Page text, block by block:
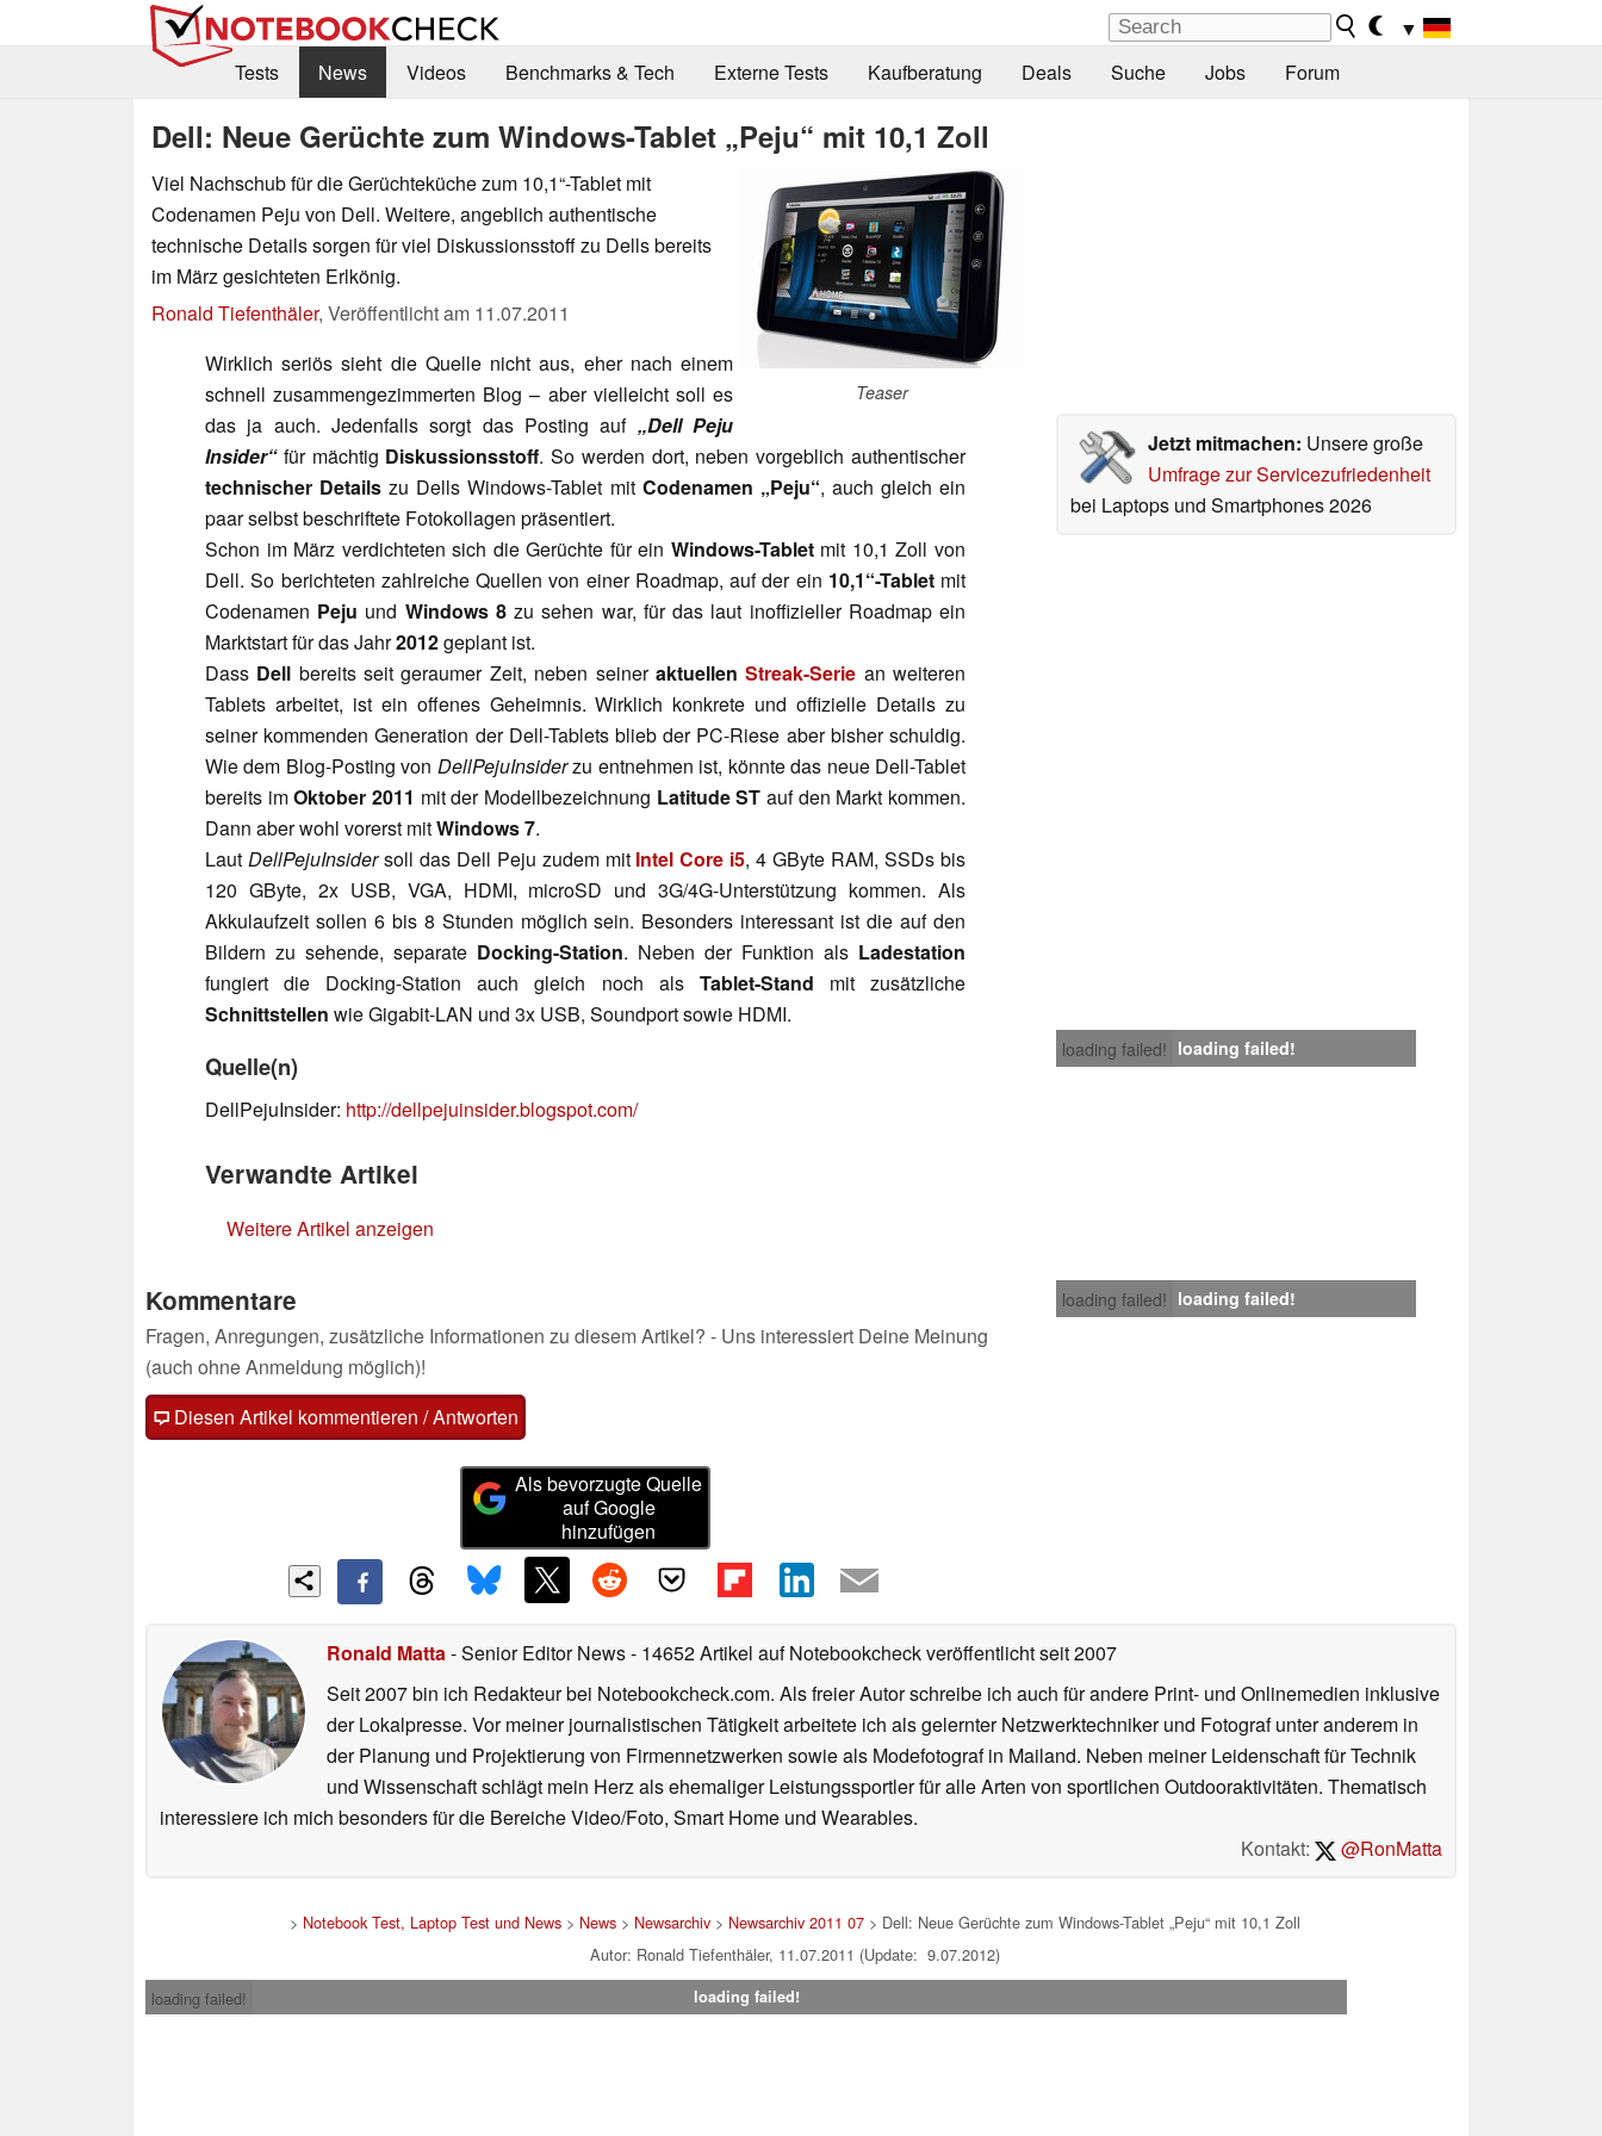
▼
Tests
News Videos Benchmarks & Tech Externe Tests Kaufberatung Deals Suche Jobs Forum
Dell: Neue Gerüchte zum Windows-Tablet „Peju“ mit 10,1 Zoll
Teaser
Viel Nachschub für die Gerüchteküche zum 10,1“-Tablet mit
Codenamen Peju von Dell. Weitere, angeblich authentische
technische Details sorgen für viel Diskussionsstoff zu Dells bereits
im März gesichteten Erlkönig.
Ronald Tiefenthäler, Veröffentlicht am 11.07.2011
Jetzt mitmachen: Unsere große
Umfrage zur Servicezufriedenheit
bei Laptops und Smartphones 2026
Wirklich seriös sieht die Quelle nicht aus, eher nach einem
schnell zusammengezimmerten Blog – aber vielleicht soll es
das ja auch. Jedenfalls sorgt das Posting auf „Dell Peju
Insider“für mächtig Diskussionsstoff. So werden dort, neben vorgeblich authentischer
technischer Details zu Dells Windows-Tablet mit Codenamen „Peju“, auch gleich ein
paar selbst beschriftete Fotokollagen präsentiert.
Schon im März verdichteten sich die Gerüchte für ein Windows-Tabletmit 10,1 Zoll von
Dell. So berichteten zahlreiche Quellen von einer Roadmap, auf der ein 10,1“-Tabletmit
Codenamen Peju und Windows 8zu sehen war, für das laut inoffizieller Roadmap ein
Marktstart für das Jahr2012geplant ist.
Dass Dell bereits seit geraumer Zeit, neben seiner aktuellenStreak-Serie an weiteren
Tablets arbeitet, ist ein offenes Geheimnis. Wirklich konkrete und offizielle Details zu
seiner kommenden Generation der Dell-Tablets blieb der PC-Riese aber bisher schuldig.
Wie dem Blog-Posting von DellPejuInsiderzu entnehmen ist, könnte das neue Dell-Tablet
bereits imOktober 2011 mit der Modellbezeichnung Latitude ST auf den Markt kommen.
Dann aber wohl vorerst mitWindows 7.
Laut DellPejuInsidersoll das Dell Peju zudem mit Intel Core i5, 4 GByte RAM, SSDs bis
120 GByte, 2x USB, VGA, HDMI, microSD und 3G/4G-Unterstützung kommen. Als
Akkulaufzeit sollen 6 bis 8 Stunden möglich sein. Besonders interessant ist die auf den
Bildern zu sehende, separate Docking-Station. Neben der Funktion als Ladestation
fungiert die Docking-Station auch gleich noch als Tablet-Stand mit zusätzliche
Schnittstellen wie Gigabit-LAN und 3x USB, Soundport sowie HDMI.
loading failed! loading failed!
Quelle(n)
DellPejuInsider: http://dellpejuinsider.blogspot.com/
Verwandte Artikel
Weitere Artikel anzeigen
loading failed! loading failed!
Kommentare
Fragen, Anregungen, zusätzliche Informationen zu diesem Artikel? - Uns interessiert Deine Meinung
(auch ohne Anmeldung möglich)!
Diesen Artikel kommentieren / Antworten
Als bevorzugte Quelle
auf Google
hinzufügen
Ronald Matta- Senior Editor News- 14652 Artikel auf Notebookcheck veröffentlichtseit 2007
Seit 2007 bin ich Redakteur bei Notebookcheck.com. Als freier Autor schreibe ich auch für andere Print- und Onlinemedien inklusive
der Lokalpresse. Vor meiner journalistischen Tätigkeit arbeitete ich als gelernter Netzwerktechniker und Fotograf unter anderem in
der Planung und Projektierung von Firmennetzwerken sowie als Modefotograf in Mailand. Neben meiner Leidenschaft für Technik
und Wissenschaft schlägt mein Herz als ehemaliger Leistungssportler für alle Arten von sportlichen Outdooraktivitäten. Thematisch
interessiere ich mich besonders für die Bereiche Video/Foto, Smart Home und Wearables.
Kontakt:
@RonMatta
> Notebook Test, Laptop Test und News > News > Newsarchiv > Newsarchiv 2011 07 > Dell: Neue Gerüchte zum Windows-Tablet „Peju“ mit 10,1 Zoll
Autor: Ronald Tiefenthäler, 11.07.2011 (Update: 9.07.2012)
loading failed!
loading failed!